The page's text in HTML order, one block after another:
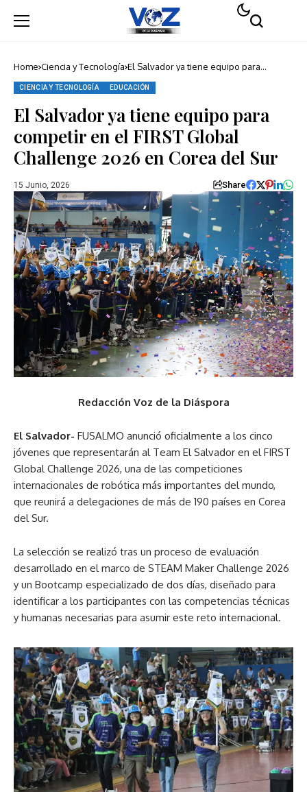
Home Ciencia y Tecnología El Salvador ya tiene equipo para
2026 en Corea del Sur
CIENCIA Y TECNOLOGÍA EDUCACIÓN
El Salvador ya tiene equipo para
competir en el FIRST Global
Challenge 2026 en Corea del Sur
15 Junio, 2026 Share
Redacción Voz de la Diáspora
El Salvador- FUSALMO anunció oficialmente a los cinco
jóvenes que representarán al Team El Salvador en el FIRST
Global Challenge 2026, una de las competiciones
internacionales de robótica más importantes del mundo,
que reunirá a delegaciones de más de 190 países en Corea
del Sur.
La selección se realizó tras un proceso de evaluación
desarrollado en el marco de STEAM Maker Challenge 2026
y un Bootcamp especializado de dos días, diseñado para
identificar a los participantes con las competencias técnicas
y humanas necesarias para asumir este reto internacional.